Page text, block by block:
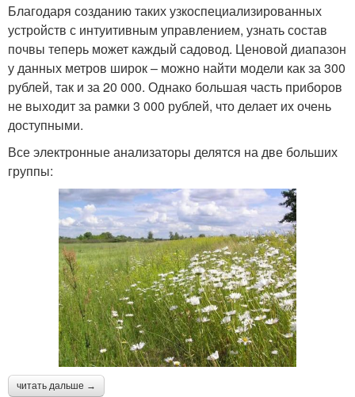
Благодаря созданию таких узкоспециализированных
устройств с интуитивным управлением, узнать состав
почвы теперь может каждый садовод. Ценовой диапазон
у данных метров широк – можно найти модели как за 300
рублей, так и за 20 000. Однако большая часть приборов
не выходит за рамки 3 000 рублей, что делает их очень
доступными.
Все электронные анализаторы делятся на две больших
группы:
читать дальше →